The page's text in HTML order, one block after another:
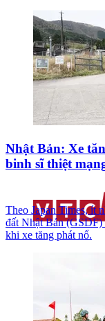
Nhật Bản: Xe
binh sĩ thiệt
Theo Japan Times, ít
đất Nhật Bản (GSDF)
khi xe tăng phát nổ.